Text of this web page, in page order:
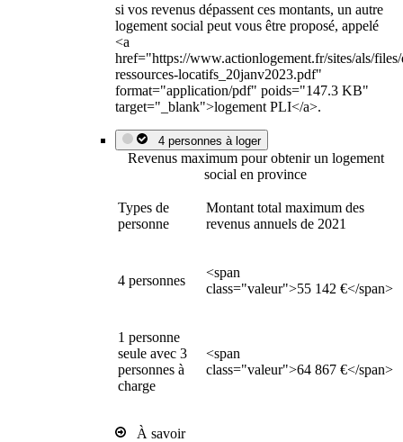
si vos revenus dépassent ces montants, un autre
logement social peut vous être proposé, appelé
<a
href="https://www.actionlogement.fr/sites/als/
ressources-locatifs_20janv2023.pdf"
format="application/pdf" poids="147.3 KB"
target="_blank">logement PLI</a>.
4 personnes à loger
Revenus maximum pour obtenir un logement
social en province
Types de
personne
Montant total maximum des
revenus annuels de 2021
4 personnes
<span
class="valeur">55 142 €</span>
1 personne
seule avec 3
personnes à
charge
<span
class="valeur">64 867 €</span>
À savoir